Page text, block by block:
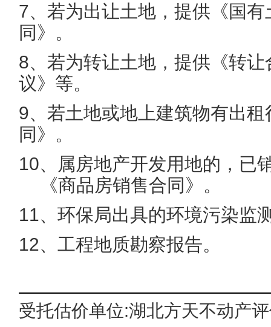
7、若为出让土地，提供《国
同》。
8、若为转让土地，提供《转
议》等。
9、若土地或地上建筑物有出
同》。
10、属房地产开发用地的，已
《商品房销售合同》。
11、环保局出具的环境污染监
12、工程地质勘察报告。
受托估价单位:湖北方天不动产